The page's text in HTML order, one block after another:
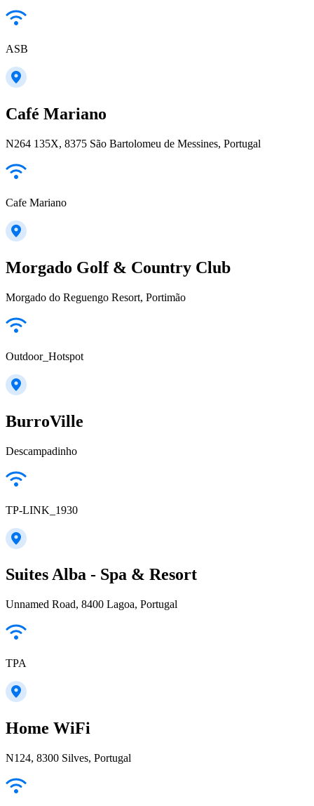
ASB
Café Mariano
N264 135X, 8375 São Bartolomeu de Messines, Portugal
Cafe Mariano
Morgado Golf & Country Club
Morgado do Reguengo Resort, Portimão
Outdoor_Hotspot
BurroVille
Descampadinho
TP-LINK_1930
Suites Alba - Spa & Resort
Unnamed Road, 8400 Lagoa, Portugal
TPA
Home WiFi
N124, 8300 Silves, Portugal